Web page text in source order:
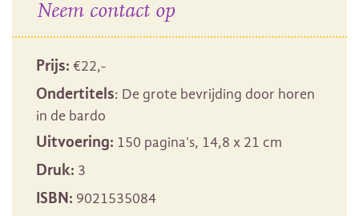
Neem contact op
Prijs: €22,-
Ondertitels: De grote bevrijding door horen
in de bardo
Uitvoering: 150 pagina's, 14,8 x 21 cm
Druk: 3
ISBN: 9021535084